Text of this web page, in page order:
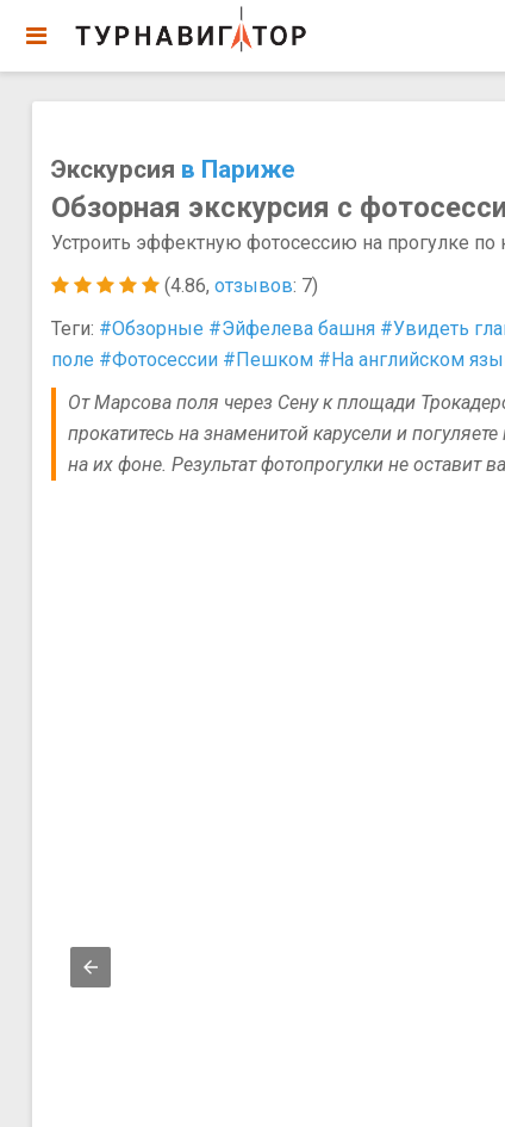
Экскурсия в Париже
Обзорная экскурсия с
Устроить эффектную фотосессию на прогулке
(4.86, отзывов: 7)
Теги: #Обзорные #Эйфелева башня #Увидеть
поле #Фотосессии #Пешком #На английском
От Марсова поля через Сену к площади
прокатитесь на знаменитой карусели и
на их фоне. Результат фотопрогулки не оставит